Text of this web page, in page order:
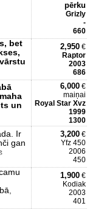
pērku
Grizly
-
660
bet
2,950 €
Raptor
2003
686
un
6,000 €
maiņai
Royal Star Xvz
1999
1300
Ir
gan
3,200 €
Yfz 450
2006
450
1,900 €
Kodiak
2003
401